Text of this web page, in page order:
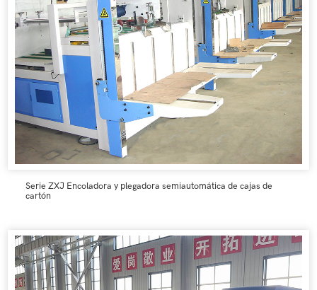
Serie ZXJ Encoladora y plegadora semiautomática de cajas de
cartón